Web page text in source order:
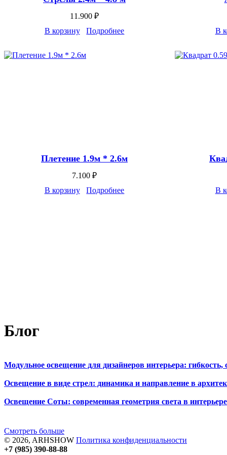
11.900 ₽
В корзину
Подробнее
В
Плетение 1.9м * 2.6м
7.100 ₽
В корзину
Подробнее
В
Блог
Модульное освещение для дизайнеров интерьера: гибкость,
Освещение в виде стрел: динамика и направление в
Освещение Соты: современная геометрия света в интерьере
Смотреть больше
© 2026, ARHSHOW Политика конфиденциальности
+7 (985) 390-88-88